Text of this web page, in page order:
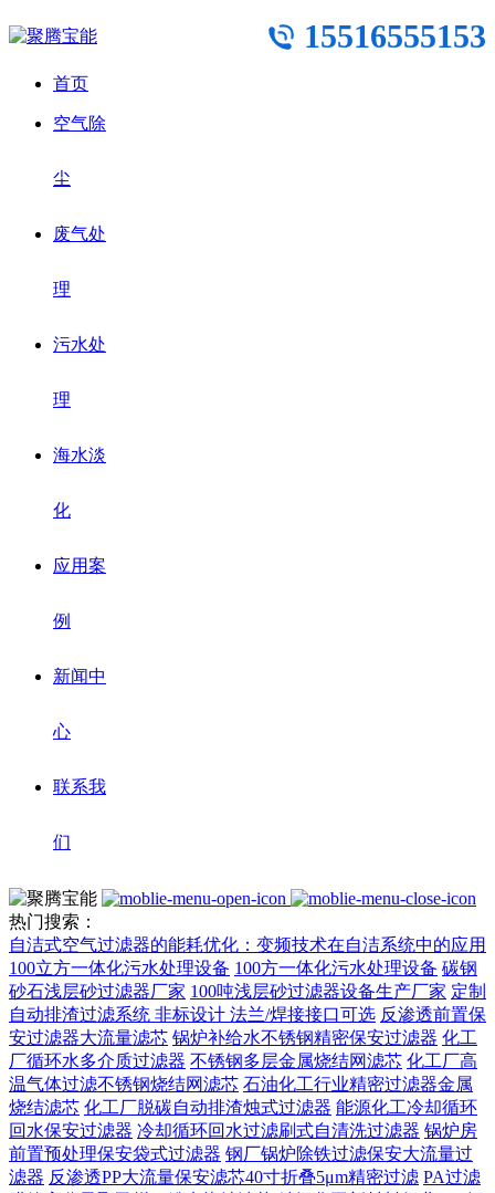
15516555153
首页
空气除
尘
废气处
理
污水处
理
海水淡
化
应用案
例
新闻中
心
联系我
们
热门搜索：
自洁式空气过滤器的能耗优化：变频技术在自洁系统中的应用
100立方一体化污水处理设备 100方一体化污水处理设备 碳钢
砂石浅层砂过滤器厂家 100吨浅层砂过滤器设备生产厂家 定制
自动排渣过滤系统 非标设计 法兰/焊接接口可选‌ 反渗透前置保
安过滤器大流量滤芯 锅炉补给水不锈钢精密保安过滤器 化工
厂循环水多介质过滤器 不锈钢多层金属烧结网滤芯 化工厂高
温气体过滤不锈钢烧结网滤芯 石油化工行业精密过滤器金属
烧结滤芯 化工厂脱碳自动排渣烛式过滤器 能源化工冷却循环
回水保安过滤器 冷却循环回水过滤刷式自清洗过滤器 锅炉房
前置预处理保安袋式过滤器 钢厂锅炉除铁过滤保安大流量过
滤器 反渗透PP大流量保安滤芯40寸折叠5μm精密过滤 PA过滤